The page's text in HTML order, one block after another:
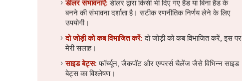
डीलर संभावनाएँ: डीलर द्वारा किसी भी दिए गए हैंड या बिना हैंड के
बनने की संभावना दर्शाता है। सटीक रणनीतिक निर्णय लेने के लिए
उपयोगी।
दो जोड़ी को कब विभाजित करें: दो जोड़ी को कब विभाजित करें, इस पर
मेरी सलाह।
साइड बेट्स: फॉर्च्यून, जैकपॉट और एम्परर्स चैलेंज जैसे विभिन्न साइड
बेट्स का विश्लेषण।